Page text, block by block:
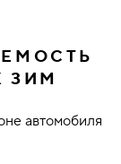
ЗИМ
автомобиля